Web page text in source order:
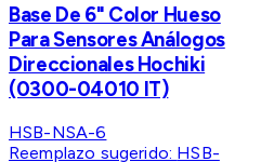
Base De 6" Color Hueso
Para Sensores Análogos
Direccionales Hochiki
(0300-04010 IT)
HSB-NSA-6
Reemplazo sugerido: HSB-